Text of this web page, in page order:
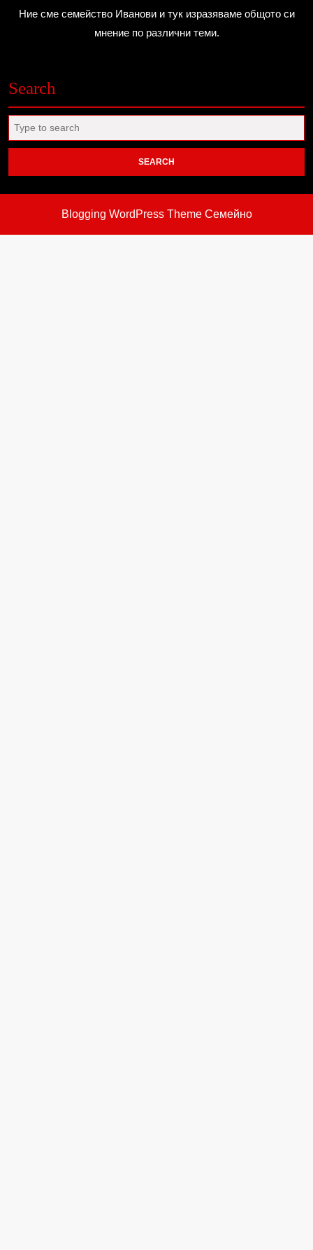
Ние сме семейство Иванови и тук изразяваме общото си
мнение по различни теми.
Search
for:
Blogging WordPress ThemeСемейно